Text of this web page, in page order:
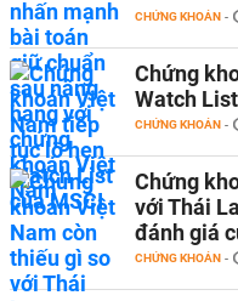
CHỨNG KHOÁN -
Chứng
Watch
CHỨNG KHOÁN -
Chứng
với Thái
đánh giá
CHỨNG KHOÁN -